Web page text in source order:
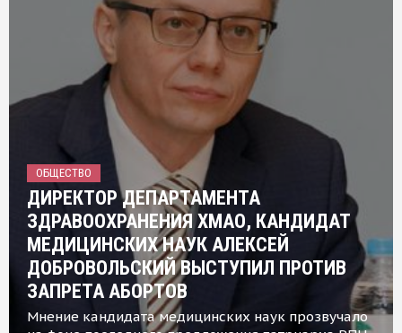
ОБЩЕСТВО
ДИРЕКТОР ДЕПАРТАМЕНТА
ЗДРАВООХРАНЕНИЯ ХМАО, КАНДИДАТ
МЕДИЦИНСКИХ НАУК АЛЕКСЕЙ
ДОБРОВОЛЬСКИЙ ВЫСТУПИЛ ПРОТИВ
ЗАПРЕТА АБОРТОВ
Мнение кандидата медицинских наук прозвучало